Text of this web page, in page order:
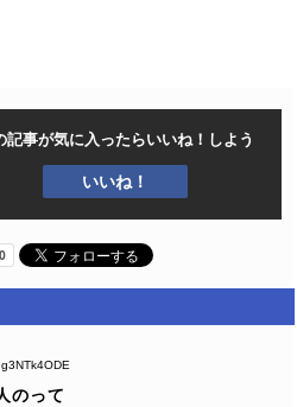
記事が気に入ったらいいね！しよう
いいね！
のって